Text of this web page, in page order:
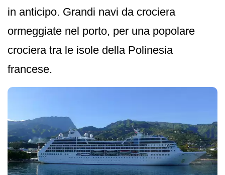
in anticipo. Grandi navi da crociera
ormeggiate nel porto, per una popolare
crociera tra le isole della Polinesia
francese.